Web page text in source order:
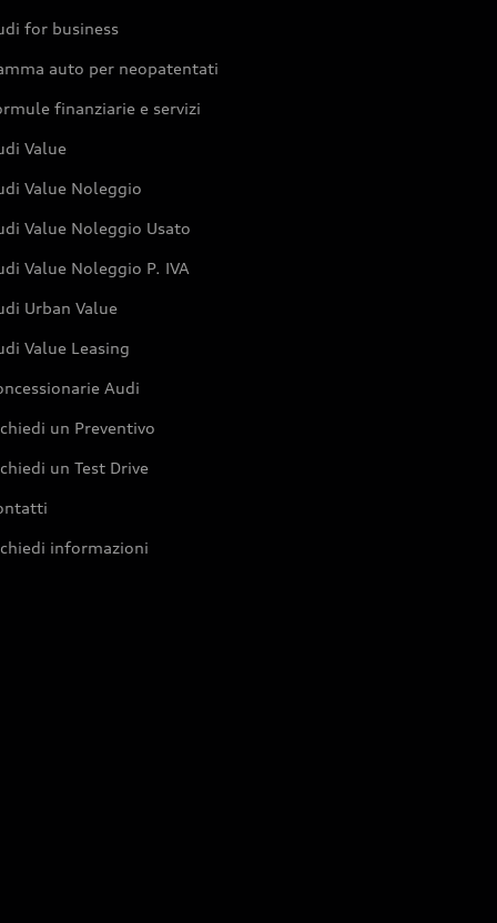
for business
auto per neopatentati
finanziarie e servizi
Value
Value Noleggio
Value Noleggio Usato
Value Noleggio P. IVA
Urban Value
Value Leasing
Audi
un Preventivo
un Test Drive
informazioni